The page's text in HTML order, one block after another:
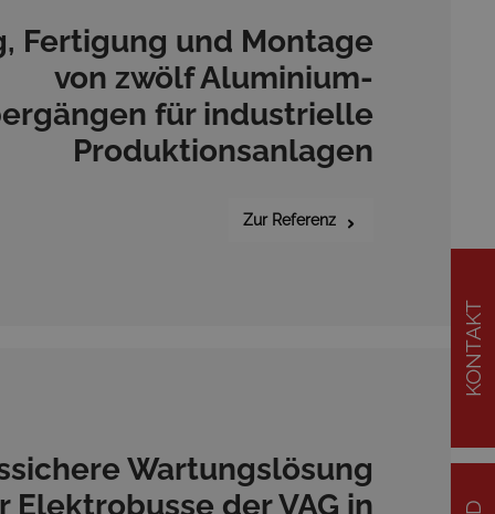
Fertigung und Montage
von zwölf Aluminium-
für industrielle
Produktionsanlagen
Zur Referenz
Wartungslösung
Elektrobusse der VAG in
KONTAKT